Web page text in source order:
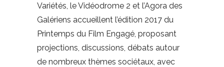
Variétés, le Vidéodrome 2 et l’Agora des
Galériens accueillent l’édition 2017 du
Printemps du Film Engagé, proposant
projections, discussions, débats autour
de nombreux thèmes sociétaux, avec